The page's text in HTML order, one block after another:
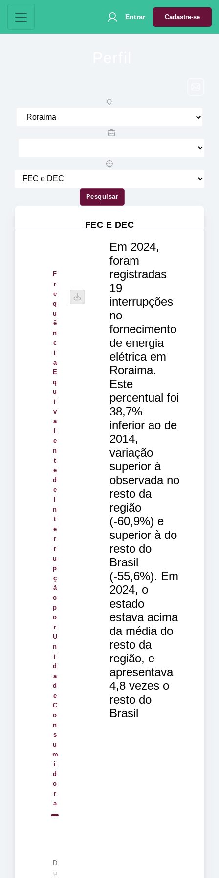
Entrar Cadastre-se
Pesquisar
FEC E DEC
F
r
e
q
u
ê
n
c
i
a
E
q
u
i
v
a
e
n
t
e
d
e
n
t
e
r
r
u
p
ç
ã
o
p
o
r
U
n
i
d
a
d
e
C
o
n
s
u
m
i
d
o
r
a
D
u
Em 2024,
foram
registradas
19
interrupções
no
fornecimento
de energia
elétrica em
Roraima.
Este
percentual foi
38,7%
inferior ao de
2014,
variação
superior à
observada no
resto da
região
(-60,9%) e
superior à do
resto do
Brasil
(-55,6%). Em
2024, o
estado
estava acima
da média do
resto da
região, e
apresentava
4,8 vezes o
resto do
Brasil